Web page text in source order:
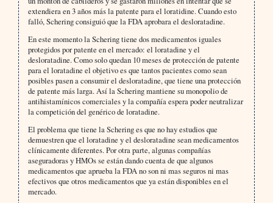
extendiera en 3 años más la patente para el loratidine. Cuando esto
falló, Schering consiguió que la FDA aprobara el desloratadine.
En este momento la Schering tiene dos medicamentos iguales
protegidos por patente en el mercado: el loratadine y el
desloratadine. Como solo quedan 10 meses de protección de patente
para el loratadine el objetivo es que tantos pacientes como sean
posibles pasen a consumir el desloratadine, que tiene una protección
de patente más larga. Así la Schering mantiene su monopolio de
antihistamínicos comerciales y la compañía espera poder neutralizar
la competición del genérico de loratadine.
El problema que tiene la Schering es que no hay estudios que
demuestren que el loratadine y el desloratadine sean medicamentos
clínicamente diferentes. Por otra parte, algunas compañías
aseguradoras y HMOs se están dando cuenta de que algunos
medicamentos que aprueba la FDA no son ni mas seguros ni mas
efectivos que otros medicamentos que ya están disponibles en el
mercado.